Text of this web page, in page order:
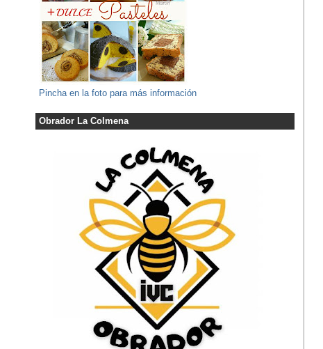
Pincha en la foto para más información
Obrador La Colmena